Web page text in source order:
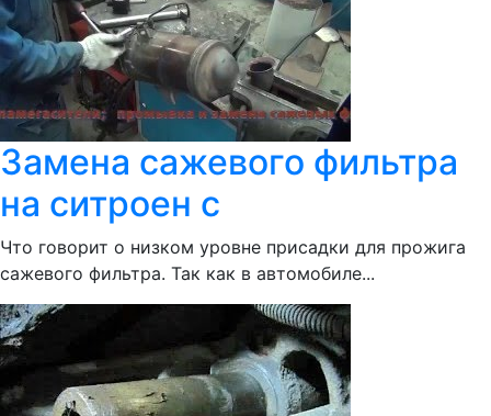
Замена сажевого фильтра
на ситроен с
Что говорит о низком уровне присадки для прожига
сажевого фильтра. Так как в автомобиле...